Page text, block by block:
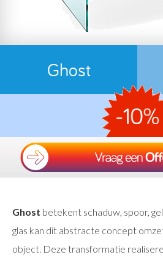
Ghost
Ghost betekent schaduw, spoor,
glas kan dit abstracte concept
object. Deze transformatie